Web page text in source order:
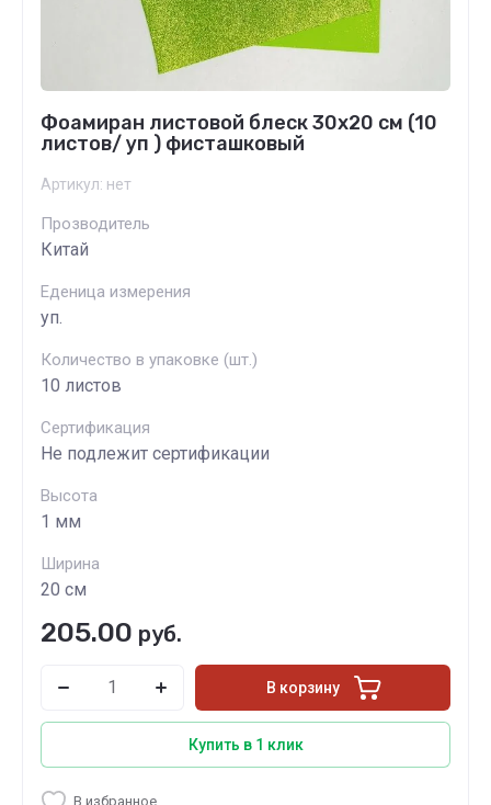
Фоамиран листовой блеск 30х20 см (10
листов/ уп ) фисташковый
Артикул: нет
Прозводитель
Китай
Еденица измерения
уп.
Количество в упаковке (шт.)
10 листов
Сертификация
Не подлежит сертификации
Высота
1 мм
Ширина
20 см
205.00 руб.
В корзину
Купить в 1 клик
В избранное